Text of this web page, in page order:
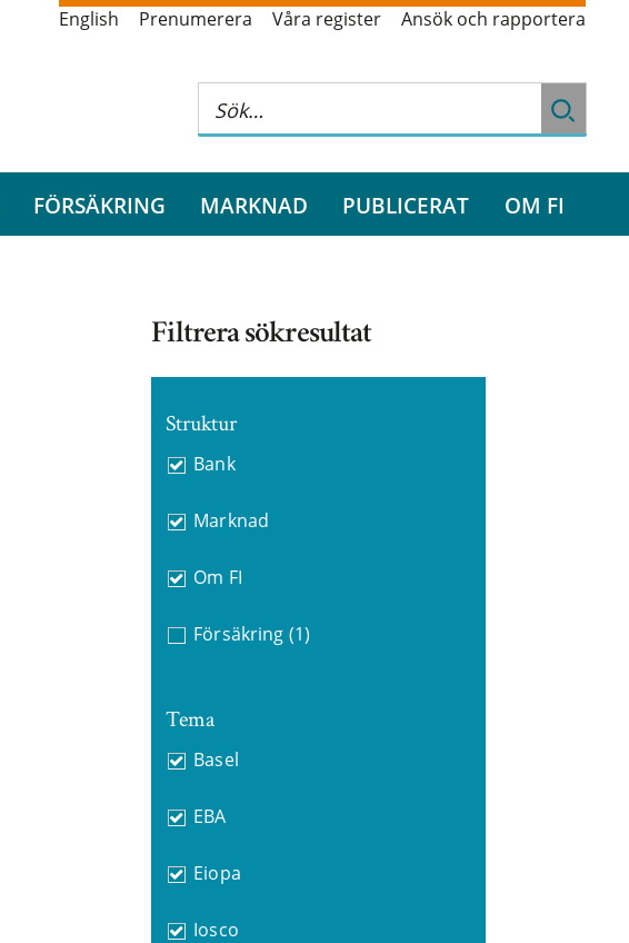
English Prenumerera Våra register Ansök och rapportera
FÖRSÄKRING MARKNAD PUBLICERAT OM FI
Filtrera sökresultat
Struktur
Bank
Marknad
Om FI
Försäkring (1)
Tema
Basel
EBA
Eiopa
Iosco